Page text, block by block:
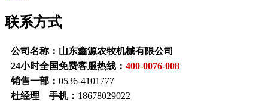
联系方式
公司名称：山东鑫源农牧机械有限公司
24小时全国免费客服热线： 400-0076-008
销售一部： 0536-4101777
杜经理 手机： 18678029022